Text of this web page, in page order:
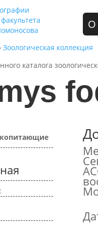
О
Зоологическая коллекция
каталога